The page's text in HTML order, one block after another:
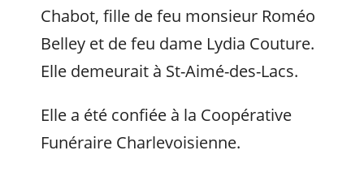
Chabot, fille de feu monsieur Roméo
Belley et de feu dame Lydia Couture.
Elle demeurait à St-Aimé-des-Lacs.
Elle a été confiée à la Coopérative
Funéraire Charlevoisienne.